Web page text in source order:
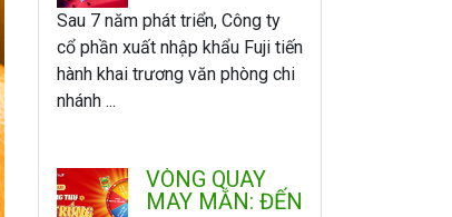
VĂN PHÒNG -
CHI NHÁNH
MIỀN NAM
Sau 7 năm phát triển, Công ty
cổ phần xuất nhập khẩu Fuji tiến
hành khai trương văn phòng chi
nhánh ...
VÒNG QUAY
MAY MẮN: ĐẾN